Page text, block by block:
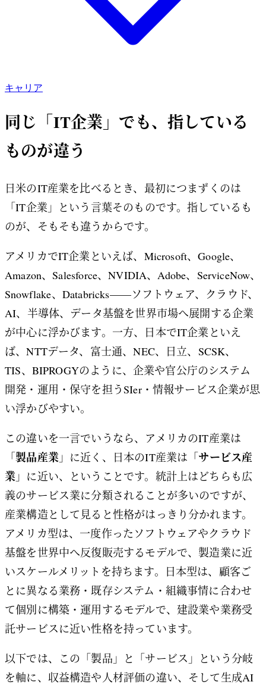
キャリア
同じ「IT企業」でも、指している
ものが違う
日米のIT産業を比べるとき、最初につまずくのは
「IT企業」という言葉そのものです。指しているも
のが、そもそも違うからです。
アメリカでIT企業といえば、Microsoft、Google、
Amazon、Salesforce、NVIDIA、Adobe、ServiceNow、
Snowflake、Databricks——ソフトウェア、クラウド、
AI、半導体、データ基盤を世界市場へ展開する企業
が中心に浮かびます。一方、日本でIT企業といえ
ば、NTTデータ、富士通、NEC、日立、SCSK、
TIS、BIPROGYのように、企業や官公庁のシステム
開発・運用・保守を担うSIer・情報サービス企業が思
い浮かびやすい。
この違いを一言でいうなら、アメリカのIT産業は
「製品産業」に近く、日本のIT産業は「サービス産
業 」に近い、ということです。統計上はどちらも広
義のサービス業に分類されることが多いのですが、
産業構造として見ると性格がはっきり分かれます。
アメリカ型は、一度作ったソフトウェアやクラウド
基盤を世界中へ反復販売するモデルで、製造業に近
いスケールメリットを持ちます。日本型は、顧客ご
とに異なる業務・既存システム・組織事情に合わせ
て個別に構築・運用するモデルで、建設業や業務受
託サービスに近い性格を持っています。
以下では、この「製品」と「サービス」という分岐
を軸に、収益構造や人材評価の違い、そして生成AI